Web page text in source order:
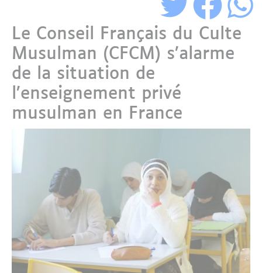
Le Conseil Français du Culte
Musulman (CFCM) s’alarme
de la situation de
l’enseignement privé
musulman en France